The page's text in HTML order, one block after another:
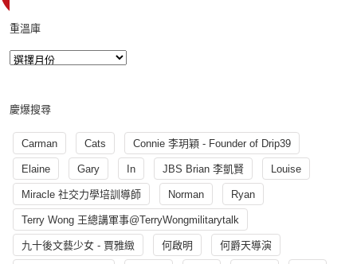
重溫庫
慶爆搜尋
Carman Cats Connie 李玥穎 - Founder of Drip39
Elaine Gary In JBS Brian 李凱賢 Louise
Miracle 社交力學培訓導師 Norman Ryan
Terry Wong 王總講軍事@TerryWongmilitarytalk
九十後文藝少女 - 賈雅緻 何啟明 何爵天導演